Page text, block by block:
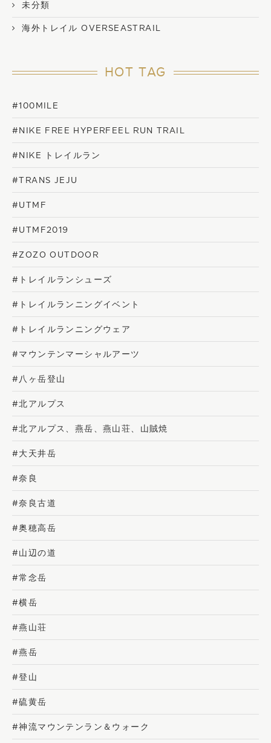
未分類
海外トレイル OVERSEASTRAIL
HOT TAG
#100MILE
#NIKE FREE HYPERFEEL RUN TRAIL
#NIKE トレイルラン
#TRANS JEJU
#UTMF
#UTMF2019
#ZOZO OUTDOOR
#トレイルランシューズ
#トレイルランニングイベント
#トレイルランニングウェア
#マウンテンマーシャルアーツ
#八ヶ岳登山
#北アルプス
#北アルプス、燕岳、燕山荘、山賊焼
#大天井岳
#奈良
#奈良古道
#奥穂高岳
#山辺の道
#常念岳
#横岳
#燕山荘
#燕岳
#登山
#硫黄岳
#神流マウンテンラン＆ウォーク